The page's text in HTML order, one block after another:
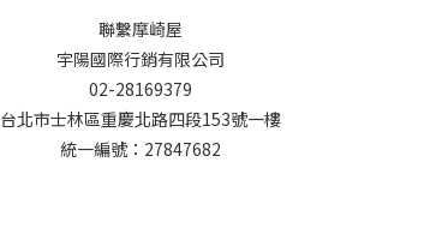
聯繫摩崎屋
宇陽國際行銷有限公司
02-28169379
台北市士林區重慶北路四段153號一樓
統一編號：27847682